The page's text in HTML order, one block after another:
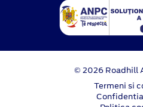
© 2026 Roadhill
Termeni si